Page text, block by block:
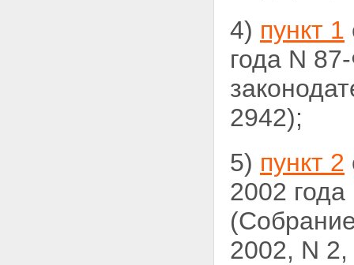
4) пункт 1
года N
2942);
5) пункт 2
2002 года
2002, N 2,